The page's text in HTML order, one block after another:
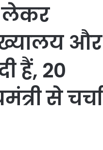
लेकर
और
हैं, 20
से चर्चा